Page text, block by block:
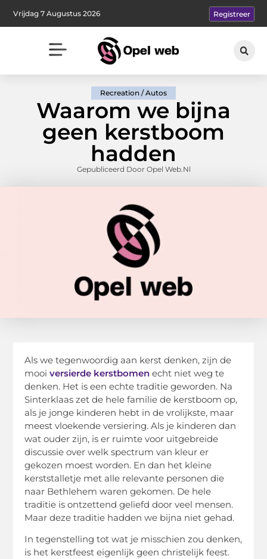
Vrijdag 7 Augustus 2026 Registreer
Recreation / Autos
Waarom we bijna
geen kerstboom
hadden
Gepubliceerd Door Opel Web.nl
Als we tegenwoordig aan kerst denken, zijn de
mooiversierde kerstbomen echt niet weg te
denken. Het is een echte traditie geworden. Na
Sinterklaas zet de hele familie de kerstboom op,
als je jonge kinderen hebt in de vrolijkste, maar
meest vloekende versiering. Als je kinderen dan
wat ouder zijn, is er ruimte voor uitgebreide
discussie over welk spectrum van kleur er
gekozen moest worden. En dan het kleine
kerststalletje met alle relevante personen die
naar Bethlehem waren gekomen. De hele
traditie is ontzettend geliefd door veel mensen.
Maar deze traditie hadden we bijna niet gehad.
In tegenstelling tot wat je misschien zou denken,
is het kerstfeest eigenlijk geen christelijk feest.